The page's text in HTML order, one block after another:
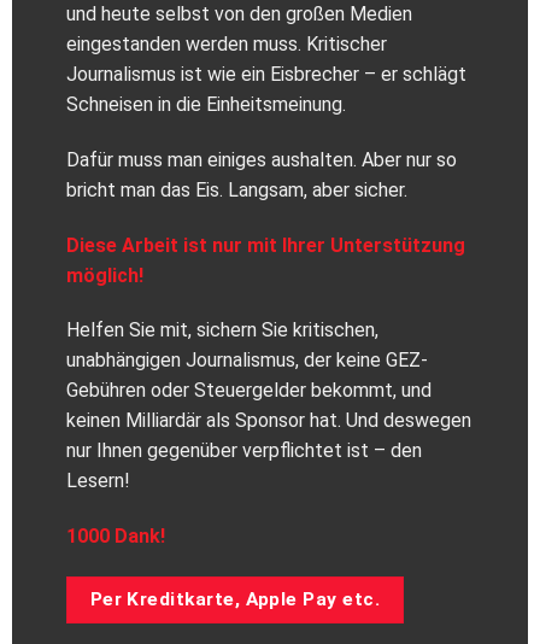
und heute selbst von den großen Medien
eingestanden werden muss. Kritischer
Journalismus ist wie ein Eisbrecher – er schlägt
Schneisen in die Einheitsmeinung.
Dafür muss man einiges aushalten. Aber nur so
bricht man das Eis. Langsam, aber sicher.
Diese Arbeit ist nur mit Ihrer Unterstützung
möglich!
Helfen Sie mit, sichern Sie kritischen,
unabhängigen Journalismus, der keine GEZ-
Gebühren oder Steuergelder bekommt, und
keinen Milliardär als Sponsor hat. Und deswegen
nur Ihnen gegenüber verpflichtet ist – den
Lesern!
1000 Dank!
Per Kreditkarte, Apple Pay etc.